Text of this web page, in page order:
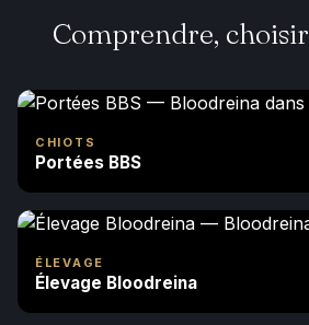
Comprendre,
CHIOTS
Portées BBS
ÉLEVAGE
Élevage Bloodreina